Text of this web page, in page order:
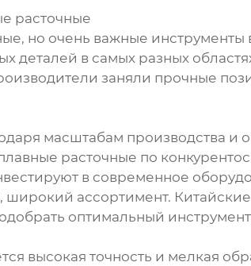
расточные
но очень важные
деталей в самых разных
заняли прочные
масштабам производства
расточные по
в современное
широкий ассортимент.
оптимальный
высокая точность и мелкая